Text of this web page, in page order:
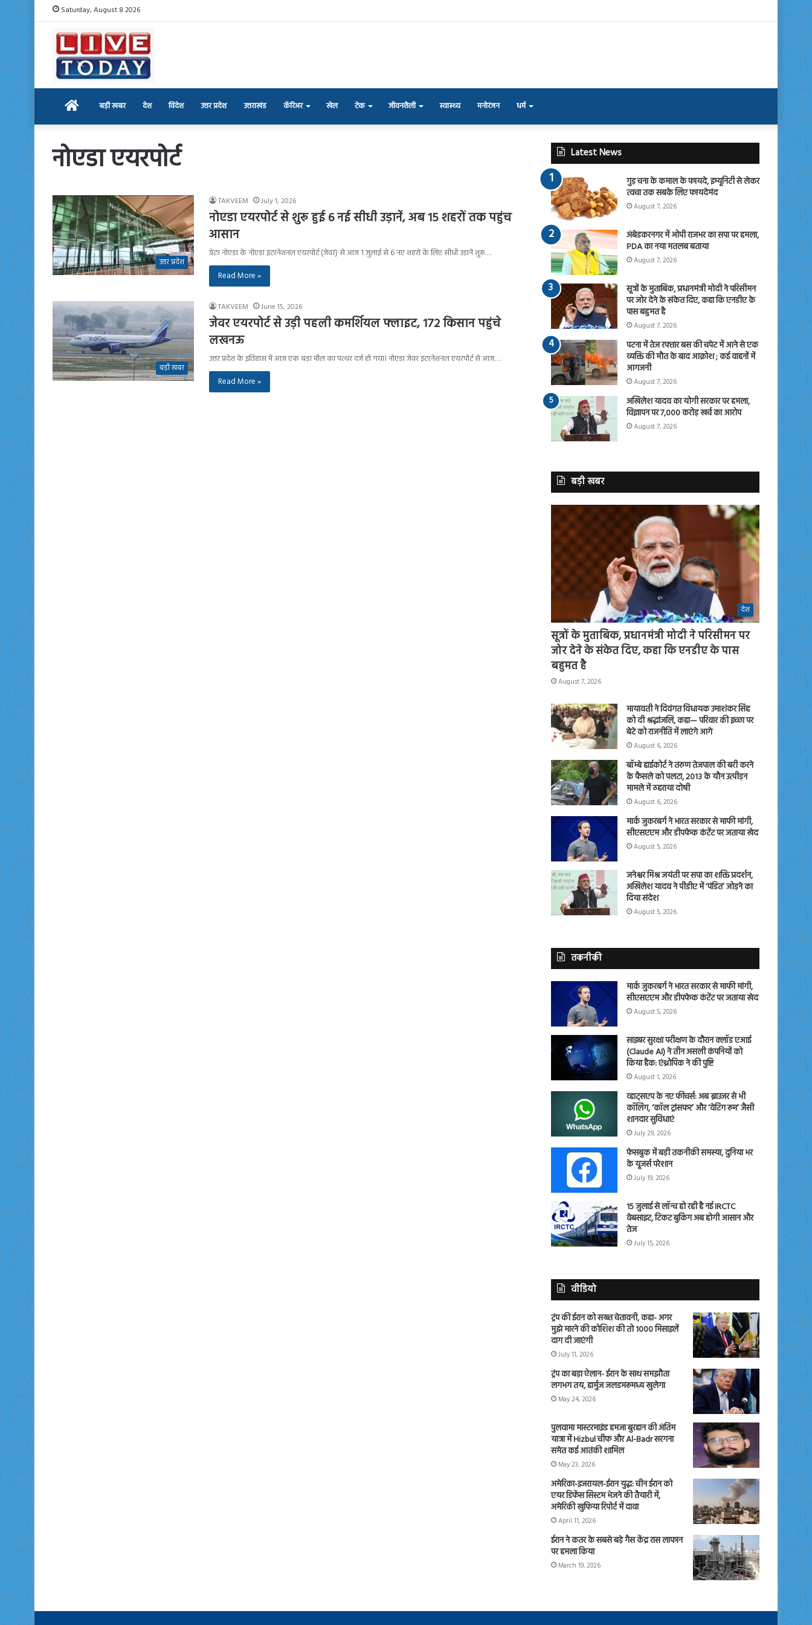
Saturday, August 8 2026
Home बड़ी खबर देश विदेश उत्तर प्रदेश उत्तराखंड कॅरिअर खेल टेक जीवनशैली स्वास्थ्य मनोरंजन धर्म
नोएडा एयरपोर्ट
उत्तर प्रदेश
TAKVEEM July 1, 2026
नोएडा एयरपोर्ट से शुरू हुई 6 नई सीधी उड़ानें, अब 15 शहरों तक पहुंच
आसान
ग्रेटर नोएडा के नोएडा इंटरनेशनल एयरपोर्ट (जेवर) से आज 1 जुलाई से 6 नए शहरों के लिए सीधी उड़ानें शुरू…
Read More »
बड़ी खबर
TAKVEEM June 15, 2026
जेवर एयरपोर्ट से उड़ी पहली कमर्शियल फ्लाइट, 172 किसान पहुंचे
लखनऊ
उत्तर प्रदेश के इतिहास में आज एक बड़ा मील का पत्थर दर्ज हो गया। नोएडा जेवर इंटरनेशनल एयरपोर्ट से आज…
Read More »
Latest News
गुड़ चना के कमाल के फायदे, इम्यूनिटी से लेकर
त्वचा तक सबके लिए फायदेमंद
August 7, 2026
अंबेडकरनगर में ओपी राजभर का सपा पर हमला,
PDA का नया मतलब बताया
August 7, 2026
सूत्रों के मुताबिक, प्रधानमंत्री मोदी ने परिसीमन
पर जोर देने के संकेत दिए, कहा कि एनडीए के
पास बहुमत है
August 7, 2026
पटना में तेज रफ्तार बस की चपेट में आने से एक
व्यक्ति की मौत के बाद आक्रोश ; कई वाहनों में
आगजनी
August 7, 2026
अखिलेश यादव का योगी सरकार पर हमला,
विज्ञापन पर 7,000 करोड़ खर्च का आरोप
August 7, 2026
बड़ी खबर
देश
सूत्रों के मुताबिक, प्रधानमंत्री मोदी ने परिसीमन पर
जोर देने के संकेत दिए, कहा कि एनडीए के पास
बहुमत है
August 7, 2026
मायावती ने दिवंगत विधायक उमाशंकर सिंह
को दी श्रद्धांजलि, कहा— परिवार की इच्छा पर
बेटे को राजनीति में लाएंगे आगे
August 6, 2026
बॉम्बे हाईकोर्ट ने तरुण तेजपाल की बरी करने
के फैसले को पलटा, 2013 के यौन उत्पीड़न
मामले में ठहराया दोषी
August 6, 2026
मार्क जुकरबर्ग ने भारत सरकार से माफी मांगी,
सीएसएएम और डीपफेक कंटेंट पर जताया खेद
August 5, 2026
जनेश्वर मिश्र जयंती पर सपा का शक्ति प्रदर्शन,
अखिलेश यादव ने पीडीए में ‘पंडित’ जोड़ने का
दिया संदेश
August 5, 2026
तकनीकी
मार्क जुकरबर्ग ने भारत सरकार से माफी मांगी,
सीएसएएम और डीपफेक कंटेंट पर जताया खेद
August 5, 2026
साइबर सुरक्षा परीक्षण के दौरान क्लॉड एआई
(Claude AI) ने तीन असली कंपनियों को
किया हैक: एंथ्रोपिक ने की पुष्टि
August 1, 2026
व्हाट्सएप के नए फीचर्स: अब ब्राउजर से भी
कॉलिंग, ‘कॉल ट्रांसफर’ और ‘वेटिंग रूम’ जैसी
शानदार सुविधाएं
July 29, 2026
फेसबुक में बड़ी तकनीकी समस्या, दुनिया भर
के यूजर्स परेशान
July 19, 2026
15 जुलाई से लॉन्च हो रही है नई IRCTC
वेबसाइट, टिकट बुकिंग अब होगी आसान और
तेज
July 15, 2026
वीडियो
ट्रंप की ईरान को सख्त चेतावनी, कहा- अगर
मुझे मारने की कोशिश की तो 1000 मिसाइलें
दाग दी जाएंगी
July 11, 2026
ट्रंप का बड़ा ऐलान- ईरान के साथ समझौता
लगभग तय, हार्मुज जलडमरूमध्य खुलेगा
May 24, 2026
पुलवामा मास्टरमाइंड हमजा बुरहान की अंतिम
यात्रा में Hizbul चीफ और Al-Badr सरगना
समेत कई आतंकी शामिल
May 23, 2026
अमेरिका-इजरायल-ईरान युद्ध: चीन ईरान को
एयर डिफेंस सिस्टम भेजने की तैयारी में,
अमेरिकी खुफिया रिपोर्ट में दावा
April 11, 2026
ईरान ने कतर के सबसे बड़े गैस केंद्र रास लाफान
पर हमला किया
March 19, 2026